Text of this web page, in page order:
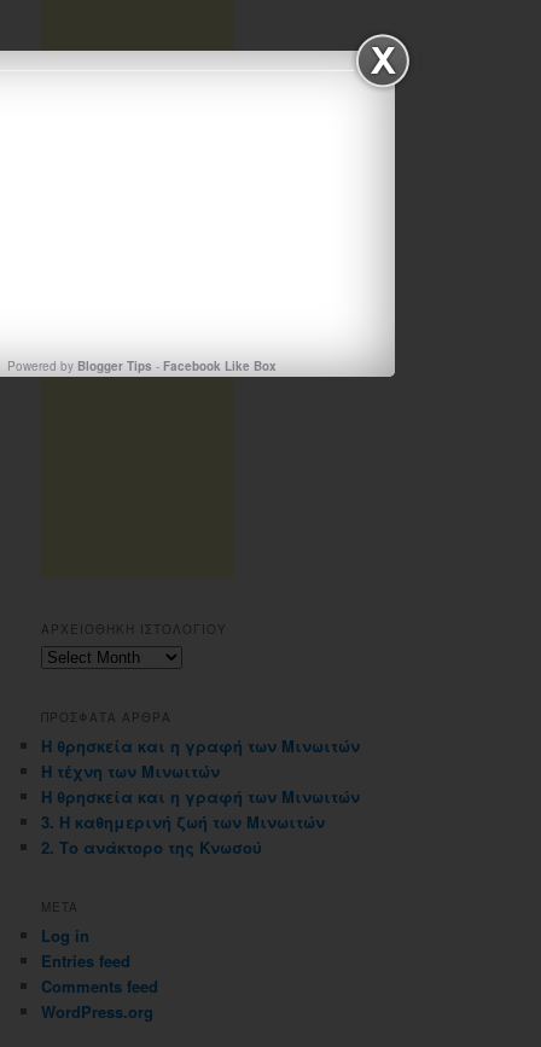
ΑΡΧΕΙΟΘΗΚΗ ΙΣΤΟΛΟΓΙΟΥ
Αρχειοθηκη
ΠΡΟΣΦΑΤΑ ΑΡΘΡΑ
Η θρησκεία και η γραφή των Μινωιτών
Η τέχνη των Μινωιτών
Η θρησκεία και η γραφή των Μινωιτών
3. Η καθημερινή ζωή των Μινωιτών
2. Το ανάκτορο της Κνωσού
META
Log in
Entries feed
Comments feed
WordPress.org
Powered by Blogger Tips - Facebook Like Box